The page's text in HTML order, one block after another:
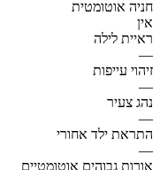
חניה אוטומטית
אין
ראיית לילה
—
זיהוי עייפות
—
נהג צעיר
—
התראת ילד אחורי
—
אורות גבוהים אוטומטיים